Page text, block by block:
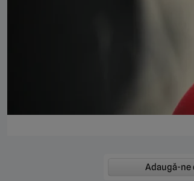
Adaugă-ne